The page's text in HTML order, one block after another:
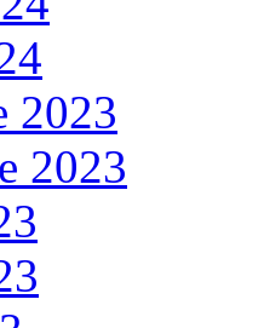
2023
2023